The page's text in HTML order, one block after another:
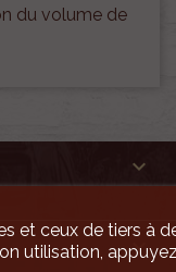
du volume de


et ceux de tiers à
utilisation,